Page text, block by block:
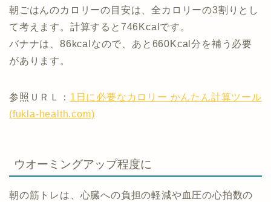
朝ごはんのカロリーの目安は、全カロリーの3割りとし
て考えます。計算すると746Kcalです。
バナナは、86kcalなので、あと660Kcal分を補う必要
があります。
参照ＵＲＬ： 1日に必要なカロリー かんたん計算ツール
(fukla-health.com)
ウオーミングアップ程度に
朝の筋トレは、心臓への負担の軽減や血圧の心拍数の